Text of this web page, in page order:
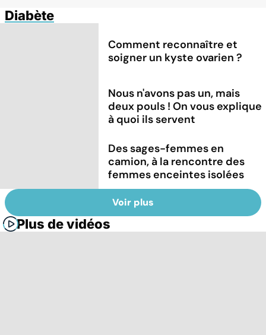
Diabète
Comment reconnaître et
soigner un kyste ovarien ?
Nous n'avons pas un, mais
deux pouls ! On vous explique
à quoi ils servent
Des sages-femmes en
camion, à la rencontre des
femmes enceintes isolées
Voir plus
Plus de vidéos